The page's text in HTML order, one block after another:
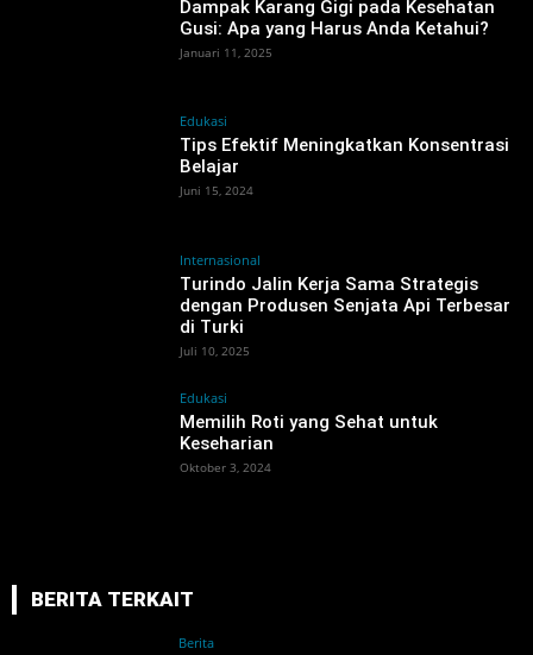
Dampak Karang Gigi pada Kesehatan
Gusi: Apa yang Harus Anda Ketahui?
Januari 11, 2025
Edukasi
Tips Efektif Meningkatkan Konsentrasi
Belajar
Juni 15, 2024
Internasional
Turindo Jalin Kerja Sama Strategis
dengan Produsen Senjata Api Terbesar
di Turki
Juli 10, 2025
Edukasi
Memilih Roti yang Sehat untuk
Keseharian
Oktober 3, 2024
BERITA TERKAIT
Berita